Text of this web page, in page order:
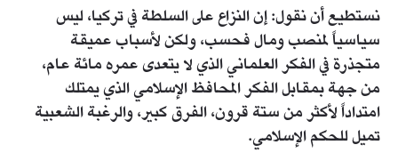
نستطيع أن نقول: إن النزاع على السلطة في تركيا، ليس
سياسياً لمنصب ومال فحسب، ولكن لأسباب عميقة
متجذرة في الفكر العلماني الذي لا يتعدى عمره مائة عام،
من جهة بمقابل الفكر المحافظ الإسلامي الذي يمتلك
امتداداً لأكثر من ستة قرون، الفرق كبير، والرغبة الشعبية
تميل للحكم الإسلامي.